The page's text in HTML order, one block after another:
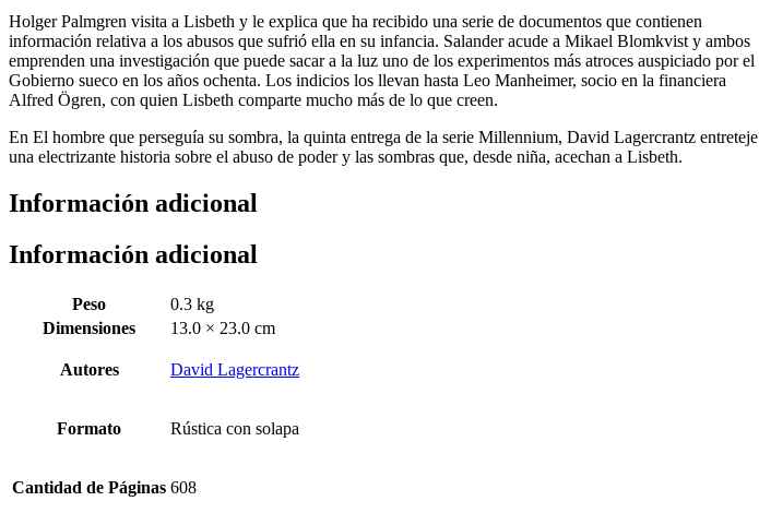
Holger Palmgren visita a Lisbeth y le explica que ha recibido una serie de documentos que contienen
información relativa a los abusos que sufrió ella en su infancia. Salander acude a Mikael Blomkvist y ambos
emprenden una investigación que puede sacar a la luz uno de los experimentos más atroces auspiciado por el
Gobierno sueco en los años ochenta. Los indicios los llevan hasta Leo Manheimer, socio en la financiera
Alfred Ögren, con quien Lisbeth comparte mucho más de lo que creen.
En El hombre que perseguía su sombra, la quinta entrega de la serie Millennium, David Lagercrantz entreteje
una electrizante historia sobre el abuso de poder y las sombras que, desde niña, acechan a Lisbeth.
Información adicional
Información adicional
Peso
0.3 kg
Dimensiones
13.0 × 23.0 cm
Autores David Lagercrantz
Formato Rústica con solapa
Cantidad de Páginas 608